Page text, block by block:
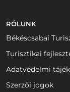
RÓLUNK
Békéscsabai
Turisztikai
Adatvédelmi
Szerzői jogok